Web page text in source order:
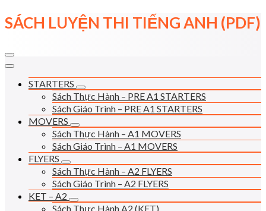
Skip
to
SÁCH LUYỆN THI TIẾNG ANH (PDF)
STARTERS
Sách Thực Hành – PRE A1 STARTERS
Sách Giáo Trình – PRE A1 STARTERS
MOVERS
Sách Thực Hành – A1 MOVERS
Sách Giáo Trình – A1 MOVERS
FLYERS
Sách Thực Hành – A2 FLYERS
Sách Giáo Trình – A2 FLYERS
KET – A2
Sách Thực Hành A2 (KET)